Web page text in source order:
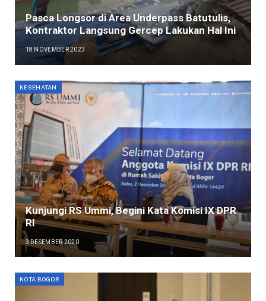
Pasca Longsor di Area Underpass Batutulis,
Kontraktor Langsung Gercep Lakukan Hal Ini
18 NOVEMBER 2023
KESEHATAN
Kunjungi RS Ummi, Begini Kata Komisi IX DPR
RI
3 DESEMBER 2020
KOTA BOGOR